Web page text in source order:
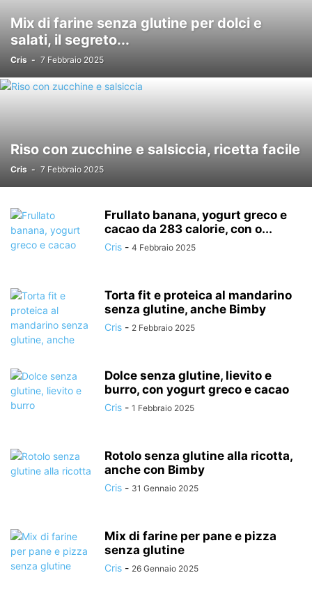
Mix di farine senza glutine per dolci e
salati, il segreto...
Cris - 7 Febbraio 2025
Riso con zucchine e salsiccia, ricetta facile
Cris - 7 Febbraio 2025
Frullato banana, yogurt greco e
cacao da 283 calorie, con o...
Cris - 4 Febbraio 2025
Torta fit e proteica al mandarino
senza glutine, anche Bimby
Cris - 2 Febbraio 2025
Dolce senza glutine, lievito e
burro, con yogurt greco e cacao
Cris - 1 Febbraio 2025
Rotolo senza glutine alla ricotta,
anche con Bimby
Cris - 31 Gennaio 2025
Mix di farine per pane e pizza
senza glutine
Cris - 26 Gennaio 2025